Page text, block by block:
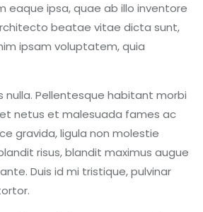
eaque ipsa, quae ab illo inventore
beatae vitae dicta sunt,
ipsam voluptatem, quia
Pellentesque habitant morbi
netus et malesuada fames ac
gravida, ligula non molestie
risus, blandit maximus augue
Duis id mi tristique, pulvinar